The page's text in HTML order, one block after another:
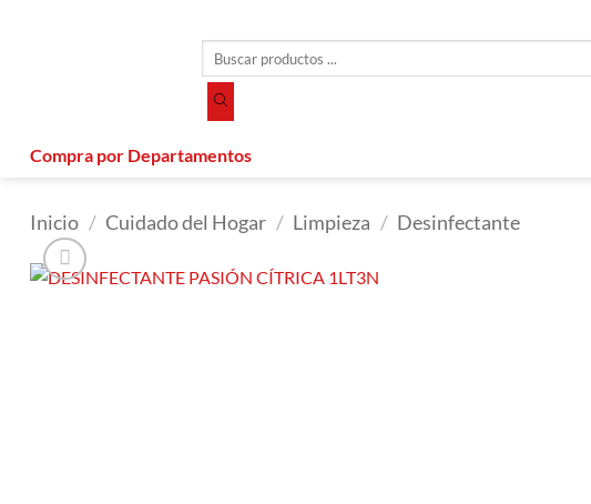
productos
Compra por Departamentos
Inicio / Cuidado del Hogar / Limpieza / Desinfectante